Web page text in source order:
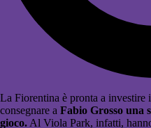
La Fiorentina è pronta a investire
consegnare a Fabio Grosso una
gioco.Al Viola Park, infatti,